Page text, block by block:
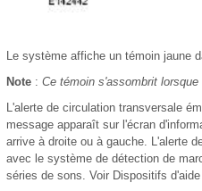
Le système affiche un témoin jaune
Note : Ce témoin s'assombrit
L'alerte de circulation transversale
message apparaît sur l'écran
arrive à droite ou à gauche. L'alerte
avec le système de détection de
séries de sons. Voir Dispositifs